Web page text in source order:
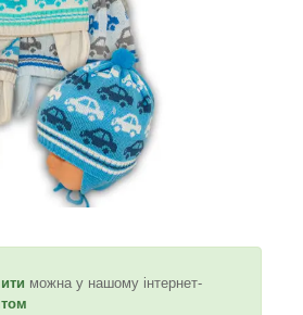
можна у нашому інтернет-